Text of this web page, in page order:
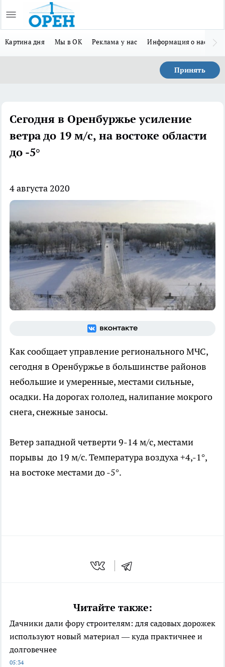
Картина дня Мы в ОК Реклама у нас Информация о нас
Принять
Сегодня в Оренбуржье усиление
ветра до 19 м/с, на востоке области
до -5°
4 августа 2020
Как сообщает управление регионального МЧС,
сегодня в Оренбуржье в большинстве районов
небольшие и умеренные, местами сильные,
осадки. На дорогах гололед, налипание мокрого
снега, снежные заносы.
Ветер западной четверти9-14 м/с, местами
порывы до 19 м/с. Температура воздуха+4,-1°,
на востоке местами до -5°.
Читайте также:
Дачники дали фору строителям: для садовых дорожек
используют новый материал — куда практичнее и
долговечнее
05:34